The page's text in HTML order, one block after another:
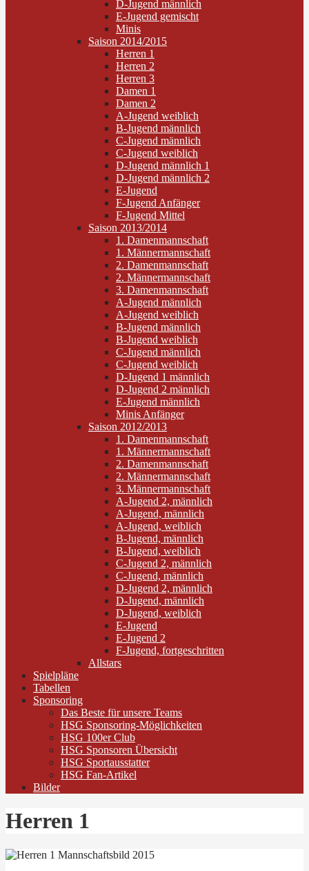
D-Jugend männlich
E-Jugend gemischt
Minis
Saison 2014/2015
Herren 1
Herren 2
Herren 3
Damen 1
Damen 2
A-Jugend weiblich
B-Jugend männlich
C-Jugend männlich
C-Jugend weiblich
D-Jugend männlich 1
D-Jugend männlich 2
E-Jugend
F-Jugend Anfänger
F-Jugend Mittel
Saison 2013/2014
1. Damenmannschaft
1. Männermannschaft
2. Damenmannschaft
2. Männermannschaft
3. Damenmannschaft
A-Jugend männlich
A-Jugend weiblich
B-Jugend männlich
B-Jugend weiblich
C-Jugend männlich
C-Jugend weiblich
D-Jugend 1 männlich
D-Jugend 2 männlich
E-Jugend männlich
Minis Anfänger
Saison 2012/2013
1. Damenmannschaft
1. Männermannschaft
2. Damenmannschaft
2. Männermannschaft
3. Männermannschaft
A-Jugend 2, männlich
A-Jugend, männlich
A-Jugend, weiblich
B-Jugend, männlich
B-Jugend, weiblich
C-Jugend 2, männlich
C-Jugend, männlich
D-Jugend 2, männlich
D-Jugend, männlich
D-Jugend, weiblich
E-Jugend
E-Jugend 2
F-Jugend, fortgeschritten
Allstars
Spielpläne
Tabellen
Sponsoring
Das Beste für unsere Teams
HSG Sponsoring-Möglichkeiten
HSG 100er Club
HSG Sponsoren Übersicht
HSG Sportausstatter
HSG Fan-Artikel
Bilder
Herren 1